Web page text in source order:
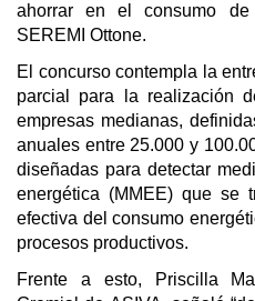
ahorrar en el consumo
SEREMI Ottone.
El concurso contempla la
parcial para la realización
empresas medianas,
anuales entre 25.000 y
diseñadas para detectar
energética (MMEE) que se
efectiva del consumo
procesos productivos.
Frente a esto, Priscilla